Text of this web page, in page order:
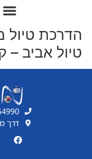
הדרכת טיול
טיול אביב –
דרך מנחם